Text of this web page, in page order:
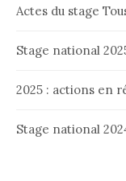
Actes du stage
Stage national
2025 : actions en
Stage national